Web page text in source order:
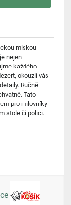
miskou
nejen
každého
okouzlí vás
Ručně
Tato
pro milovníky
stole či polici.